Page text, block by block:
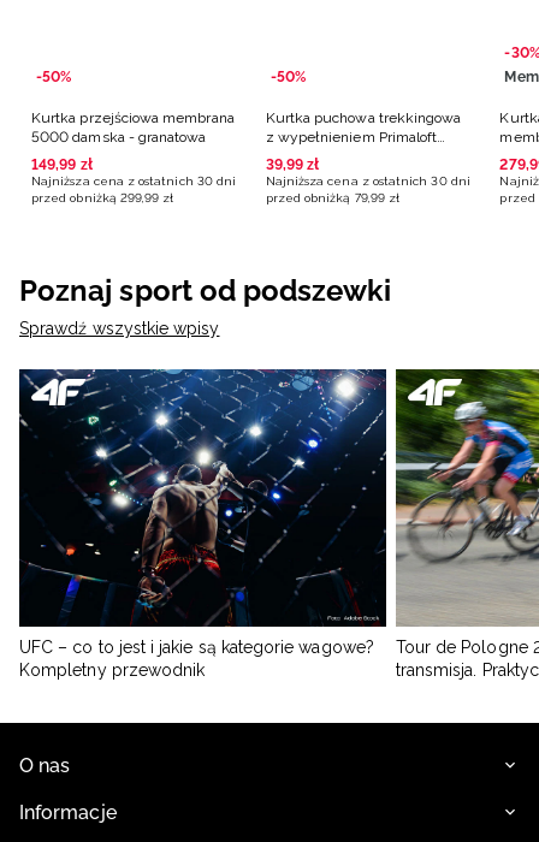
-50%
Kurtka przejściowa membrana
5000 damska - granatowa
149,99 zł
Najniższa cena z ostatnich 30 dni
przed obniżką 299,99 zł
-50%
Kurtka puchowa trekkingowa
z wypełnieniem Primaloft
Silver damska -
pomarańczowa
39,99 zł
Najniższa cena z ostatnich 30 dni
przed obniżką 79,99 zł
-30%
279,
przed
Poznaj sport od podszewki
Sprawdź wszystkie wpisy
UFC – co to jest i jakie są kategorie wagowe?
Kompletny przewodnik
Tour de Pologne
transmisja.
O nas
Informacje